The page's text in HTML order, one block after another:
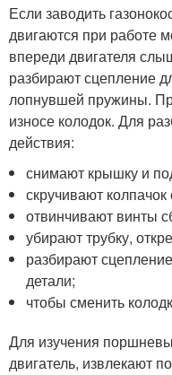
Если заводить
двигаются при работе
впереди двигателя
разбирают сцепление
лопнувшей пружины.
износе колодок. Для
действия:
снимают крышку и
скручивают
отвинчивают винты
убирают трубку,
разбирают
детали;
чтобы сменить
Для изучения
двигатель, извлекают